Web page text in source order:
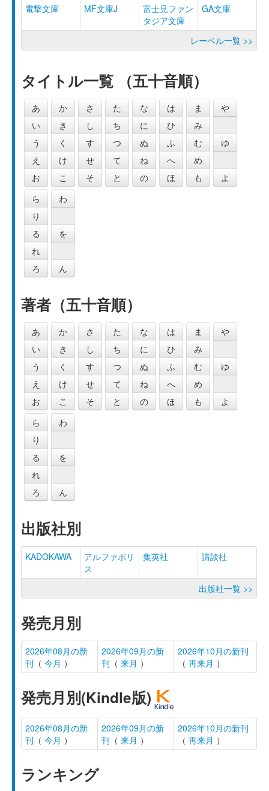
電撃文庫 MF文庫J
富士見ファン
タジア文庫
GA文庫
レーベル一覧 >>
タイトル一覧 （五十音順）
あ
い
う
え
お
か
き
く
け
こ
さ
し
す
せ
そ
た
ち
つ
て
と
な
に
ぬ
ね
の
は
ひ
ふ
へ
ほ
ま
み
む
め
も
や
ゆ
よ
ら
り
る
れ
ろ
わ
を
ん
著者（五十音順）
あ
い
う
え
お
か
き
く
け
こ
さ
し
す
せ
そ
た
ち
つ
て
と
な
に
ぬ
ね
の
は
ひ
ふ
へ
ほ
ま
み
む
め
も
や
ゆ
よ
ら
り
る
れ
ろ
わ
を
ん
出版社別
KADOKAWA
アルファポリ
ス
集英社 講談社
出版社一覧 >>
発売月別
2026年08月の新
刊 （ 今月 ）
2026年09月の新
刊 （ 来月 ）
2026年10月の新刊
（ 再来月 ）
発売月別(Kindle版)
2026年08月の新
刊 （ 今月 ）
2026年09月の新
刊 （ 来月 ）
2026年10月の新刊
（ 再来月 ）
ランキング